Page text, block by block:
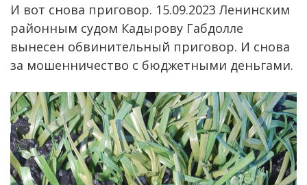
И вот снова приговор. 15.09.2023 Ленинским
районным судом Кадырову Габдолле
вынесен обвинительный приговор. И снова
за мошенничество с бюджетными деньгами.